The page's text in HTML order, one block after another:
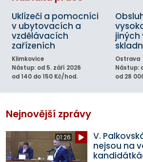
Uklízeči a pomocníci
v ubytovacích a
vzdělávacích
zařízeních
Klimkovice
Nástup: od 5. září 2026
od 140 do 150 Kč/hod.
jiných
Ostrava
Nástup:
od 28
Nejnovější zprávy
01:26
V.
nejsou na